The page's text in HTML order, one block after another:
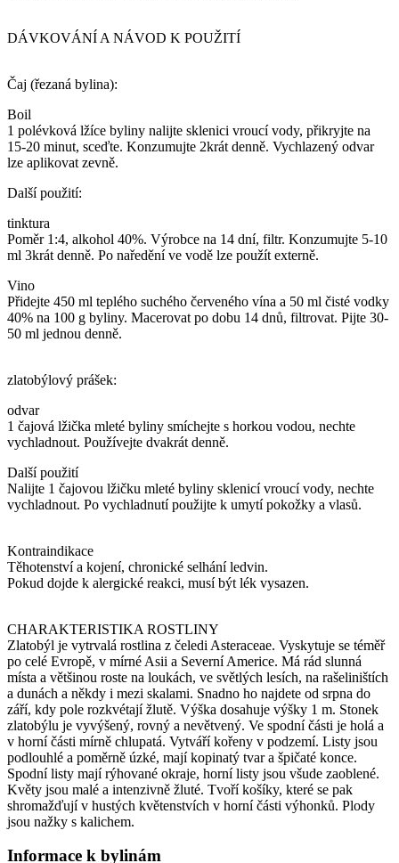
DÁVKOVÁNÍ A NÁVOD K POUŽITÍ
Čaj (řezaná bylina):
Boil
1 polévková lžíce byliny nalijte sklenici vroucí vody, přikryjte na
15-20 minut, sceďte. Konzumujte 2krát denně. Vychlazený odvar
lze aplikovat zevně.
Další použití:
tinktura
Poměr 1:4, alkohol 40%. Výrobce na 14 dní, filtr. Konzumujte 5-10
ml 3krát denně. Po naředění ve vodě lze použít externě.
Vino
Přidejte 450 ml teplého suchého červeného vína a 50 ml čisté vodky
40% na 100 g byliny. Macerovat po dobu 14 dnů, filtrovat. Pijte 30-
50 ml jednou denně.
zlatobýlový prášek:
odvar
1 čajová lžička mleté byliny smíchejte s horkou vodou, nechte
vychladnout. Používejte dvakrát denně.
Další použití
Nalijte 1 čajovou lžičku mleté byliny sklenicí vroucí vody, nechte
vychladnout. Po vychladnutí použijte k umytí pokožky a vlasů.
Kontraindikace
Těhotenství a kojení, chronické selhání ledvin.
Pokud dojde k alergické reakci, musí být lék vysazen.
CHARAKTERISTIKA ROSTLINY
Zlatobýl je vytrvalá rostlina z čeledi Asteraceae. Vyskytuje se téměř
po celé Evropě, v mírné Asii a Severní Americe. Má rád slunná
místa a většinou roste na loukách, ve světlých lesích, na rašeliništích
a dunách a někdy i mezi skalami. Snadno ho najdete od srpna do
září, kdy pole rozkvétají žlutě. Výška dosahuje výšky 1 m. Stonek
zlatobýlu je vyvýšený, rovný a nevětvený. Ve spodní části je holá a
v horní části mírně chlupatá. Vytváří kořeny v podzemí. Listy jsou
podlouhlé a poměrně úzké, mají kopinatý tvar a špičaté konce.
Spodní listy mají rýhované okraje, horní listy jsou všude zaoblené.
Květy jsou malé a intenzivně žluté. Tvoří košíky, které se pak
shromažďují v hustých květenstvích v horní části výhonků. Plody
jsou nažky s kalichem.
Informace k bylinám